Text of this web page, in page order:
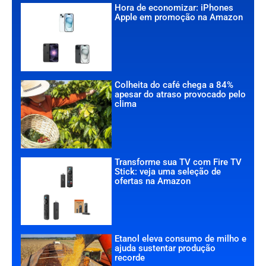
Hora de economizar: iPhones
Apple em promoção na Amazon
Colheita do café chega a 84%
apesar do atraso provocado pelo
clima
Transforme sua TV com Fire TV
Stick: veja uma seleção de
ofertas na Amazon
Etanol eleva consumo de milho e
ajuda sustentar produção
recorde